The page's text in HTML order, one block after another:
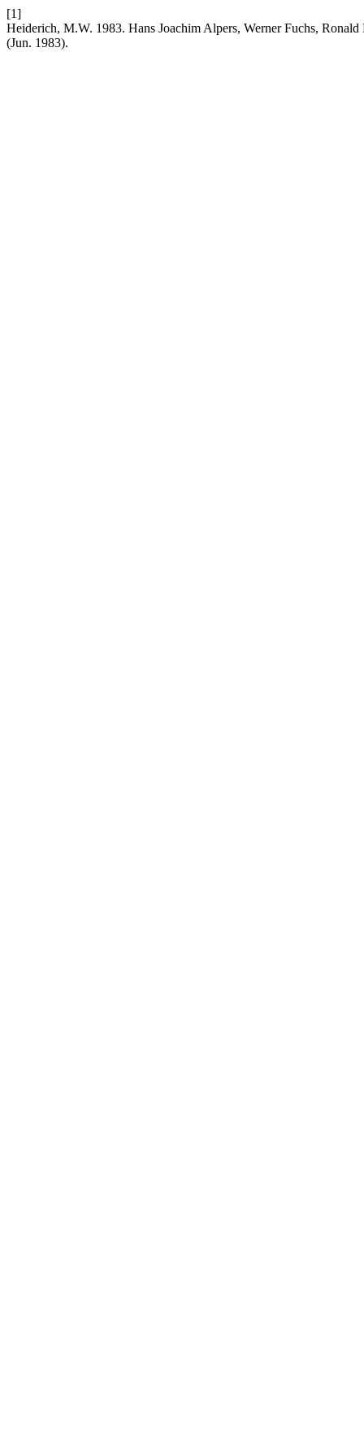
[1]
Heiderich, M.W. 1983. Hans Joachim Alpers, Werner Fuchs,
(Jun. 1983).